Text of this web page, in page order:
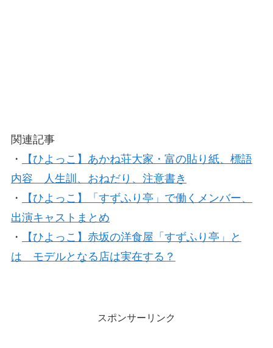
関連記事
・
【ひよっこ】あかね荘大家・富の貼り紙、標語
内容 人生訓、おねだり、注意書き
・
【ひよっこ】「すずふり亭」で働くメンバー、
出演キャストまとめ
・
【ひよっこ】赤坂の洋食屋「すずふり亭」と
は モデルとなる店は実在する？
スポンサーリンク